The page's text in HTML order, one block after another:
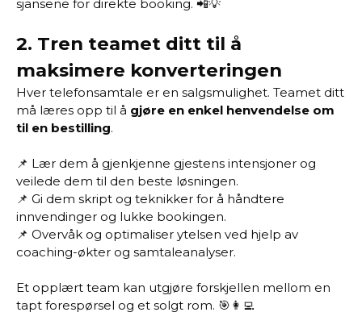
sjansene for direkte booking. 📲💡
2. Tren teamet ditt til å
maksimere konverteringen
Hver telefonsamtale er en salgsmulighet. Teamet ditt
må læres opp til å gjøre en enkel henvendelse om
til en bestilling.
📌 Lær dem å gjenkjenne gjestens intensjoner og
veilede dem til den beste løsningen.
📌 Gi dem skript og teknikker for å håndtere
innvendinger og lukke bookingen.
📌 Overvåk og optimaliser ytelsen ved hjelp av
coaching-økter og samtaleanalyser.
Et opplært team kan utgjøre forskjellen mellom en
tapt forespørsel og et solgt rom. 🎯👩‍💻